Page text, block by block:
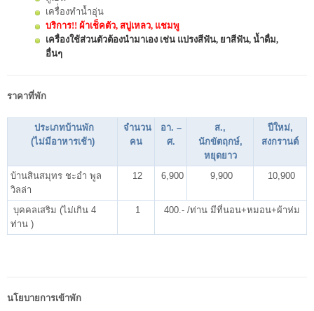
เครื่่องทำน้ำอุ่น
บริการ!! ผ้าเช็คตัว, สบู่เหลว, แชมพู
เครื่องใช้ส่วนตัวต้องนำมาเอง เช่น แปรงสีฟัน, ยาสีฟัน, น้ำดื่ม,
อื่นๆ
ราคาที่พัก
ประเภทบ้านพัก
(ไม่มีอาหารเช้า)
จำนวน
คน
อา. –
ศ.
ส.,
นักขัตฤกษ์,
หยุดยาว
ปีใหม่,
สงกรานต์
บ้านสินสมุทร ชะอำ พูล
วิลล่า
12 6,900 9,900 10,900
บุคคลเสริม (ไม่เกิน 4
ท่าน )
1 400.- /ท่าน มีที่นอน+หมอน+ผ้าห่ม
นโยบายการเข้าพัก